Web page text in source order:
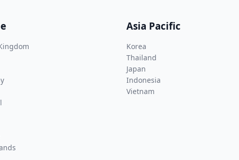
Asia Pacific
Korea
Thailand
Japan
Indonesia
Vietnam